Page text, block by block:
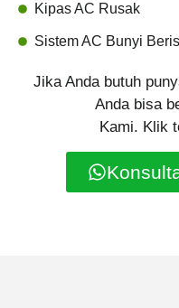
Kipas AC Rusak
Sistem AC Bunyi
Jika Anda butuh
Anda bisa
Kami. Klik